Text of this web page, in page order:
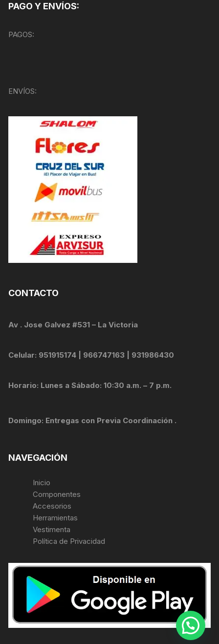
PAGO Y ENVÍOS:
PAGOS:
ENVÍOS:
CONTACTO
Av . Jose Galvez #531 – La Victoria
Celular: 951915174 | 966747163 | 931986430
Horario: Lunes a Sábado: 10:30 a.m. – 7 p.m.
Domingo: Entregas con Previa Coordinación .
NAVEGACIÓN
Inicio
Componentes
Accesorios
Herramientas
Vestimenta
Política de Privacidad